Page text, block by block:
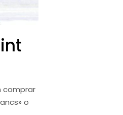
comprar
o